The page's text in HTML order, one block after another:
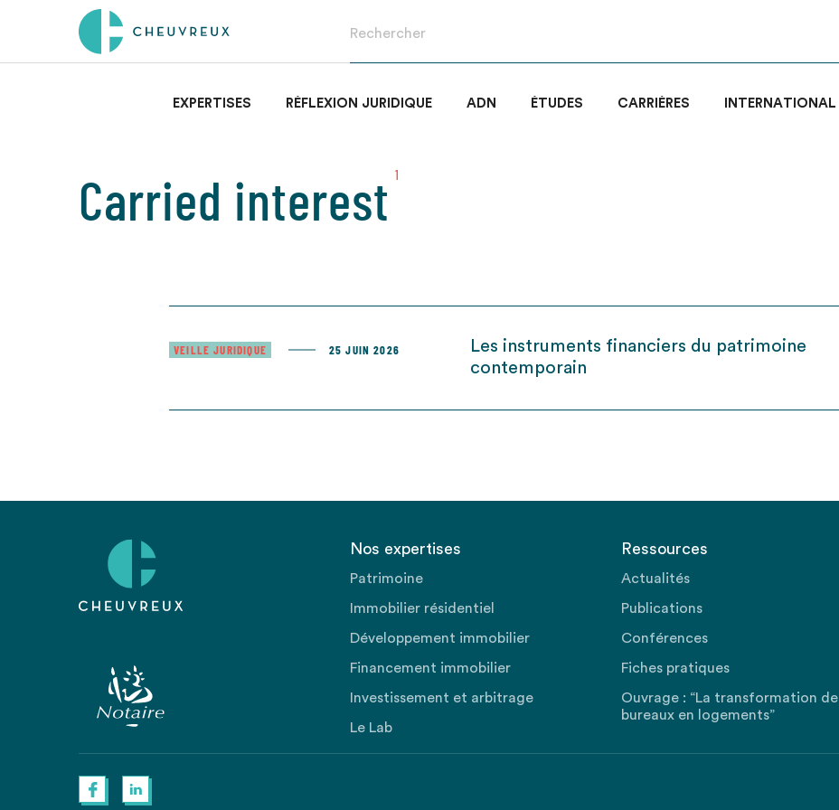
EXPERTISES RÉFLEXION JURIDIQUE ADN ÉTUDES CARRIÈRES INTERNATIONAL
Carried interest 1
VEILLE JURIDIQUE 25 JUIN 2026
Les instruments financiers du patrimoine
contemporain
Nos expertises
Patrimoine
Immobilier résidentiel
Développement immobilier
Financement immobilier
Investissement et arbitrage
Le Lab
Ressources
Actualités
Publications
Conférences
Fiches pratiques
Ouvrage : “La transformation de
bureaux en logements”